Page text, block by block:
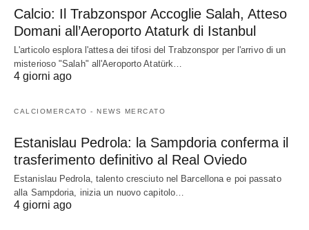
Calcio: Il Trabzonspor Accoglie Salah, Atteso
Domani all’Aeroporto Ataturk di Istanbul
L'articolo esplora l'attesa dei tifosi del Trabzonspor per l'arrivo di un
misterioso "Salah" all'Aeroporto Atatürk…
4 giorni ago
CALCIOMERCATO - NEWS MERCATO
Estanislau Pedrola: la Sampdoria conferma il
trasferimento definitivo al Real Oviedo
Estanislau Pedrola, talento cresciuto nel Barcellona e poi passato
alla Sampdoria, inizia un nuovo capitolo…
4 giorni ago